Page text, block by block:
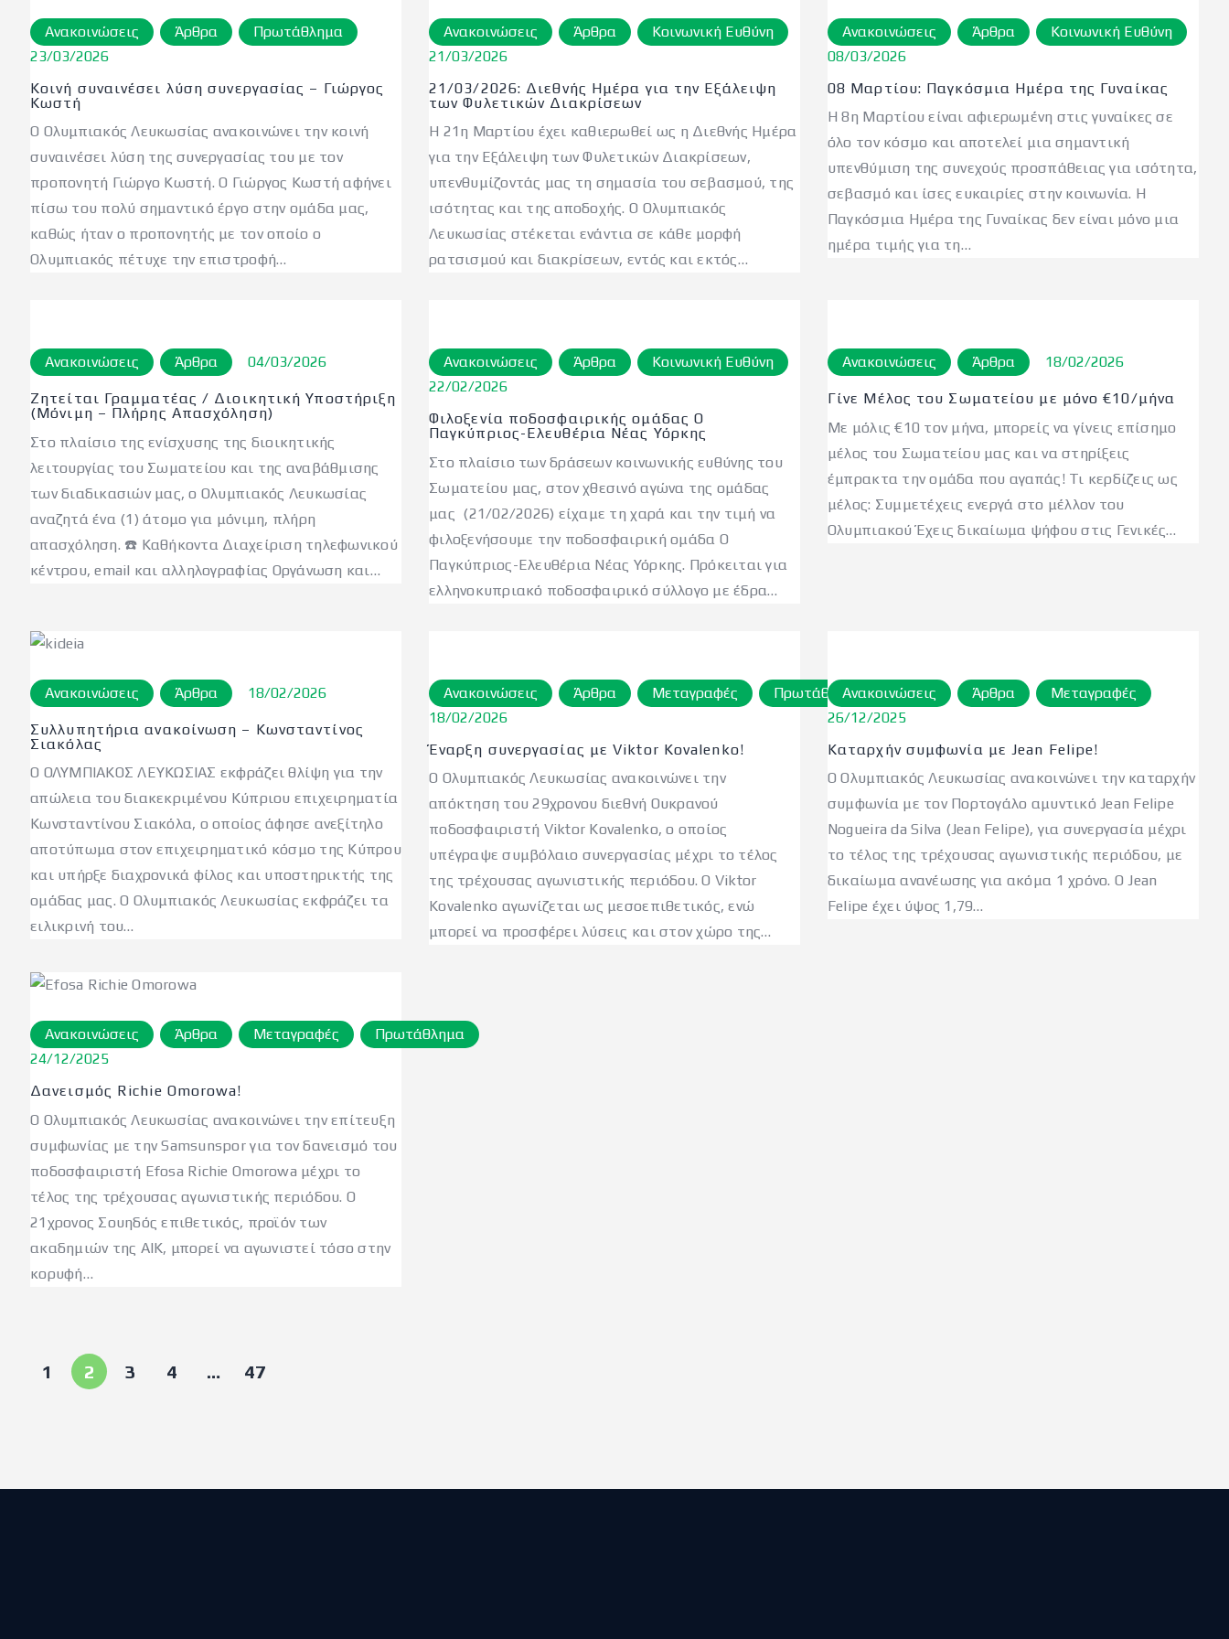
Ανακοινώσεις Άρθρα
Πρωτάθλημα
23/03/2026
Κοινή συναινέσει λύση συνεργασίας – Γιώργος
Κωστή
Ο Ολυμπιακός Λευκωσίας ανακοινώνει την κοινή
συναινέσει λύση της συνεργασίας του με τον
προπονητή Γιώργο Κωστή. Ο Γιώργος Κωστή αφήνει
πίσω του πολύ σημαντικό έργο στην ομάδα μας,
καθώς ήταν ο προπονητής με τον οποίο ο
Ολυμπιακός πέτυχε την επιστροφή…
Ανακοινώσεις Άρθρα
Κοινωνική Ευθύνη
21/03/2026
21/03/2026: Διεθνής Ημέρα για την Εξάλειψη
των Φυλετικών Διακρίσεων
Η 21η Μαρτίου έχει καθιερωθεί ως η Διεθνής Ημέρα
για την Εξάλειψη των Φυλετικών Διακρίσεων,
υπενθυμίζοντάς μας τη σημασία του σεβασμού, της
ισότητας και της αποδοχής. Ο Ολυμπιακός
Λευκωσίας στέκεται ενάντια σε κάθε μορφή
ρατσισμού και διακρίσεων, εντός και εκτός…
Ανακοινώσεις Άρθρα
Κοινωνική Ευθύνη
08/03/2026
08 Μαρτίου: Παγκόσμια Ημέρα της Γυναίκας
Η 8η Μαρτίου είναι αφιερωμένη στις γυναίκες σε
όλο τον κόσμο και αποτελεί μια σημαντική
υπενθύμιση της συνεχούς προσπάθειας για ισότητα,
σεβασμό και ίσες ευκαιρίες στην κοινωνία. Η
Παγκόσμια Ημέρα της Γυναίκας δεν είναι μόνο μια
ημέρα τιμής για τη…
Ανακοινώσεις Άρθρα 04/03/2026
Ζητείται Γραμματέας / Διοικητική Υποστήριξη
(Μόνιμη – Πλήρης Απασχόληση)
Στο πλαίσιο της ενίσχυσης της διοικητικής
λειτουργίας του Σωματείου και της αναβάθμισης
των διαδικασιών μας, ο Ολυμπιακός Λευκωσίας
αναζητά ένα (1) άτομο για μόνιμη, πλήρη
απασχόληση. ☎️ Καθήκοντα Διαχείριση τηλεφωνικού
κέντρου, email και αλληλογραφίας Οργάνωση και…
Ανακοινώσεις Άρθρα
Κοινωνική Ευθύνη
22/02/2026
Φιλοξενία ποδοσφαιρικής ομάδας Ο
Παγκύπριος-Ελευθέρια Νέας Υόρκης
Στο πλαίσιο των δράσεων κοινωνικής ευθύνης του
Σωματείου μας, στον χθεσινό αγώνα της ομάδας
μας (21/02/2026) είχαμε τη χαρά και την τιμή να
φιλοξενήσουμε την ποδοσφαιρική ομάδα Ο
Παγκύπριος-Ελευθέρια Νέας Υόρκης. Πρόκειται για
ελληνοκυπριακό ποδοσφαιρικό σύλλογο με έδρα…
Ανακοινώσεις Άρθρα 18/02/2026
Γίνε Μέλος του Σωματείου με μόνο €10/μήνα
Με μόλις €10 τον μήνα, μπορείς να γίνεις επίσημο
μέλος του Σωματείου μας και να στηρίξεις
έμπρακτα την ομάδα που αγαπάς! Τι κερδίζεις ως
μέλος: Συμμετέχεις ενεργά στο μέλλον του
Ολυμπιακού Έχεις δικαίωμα ψήφου στις Γενικές…
Ανακοινώσεις Άρθρα 18/02/2026
Συλλυπητήρια ανακοίνωση – Κωνσταντίνος
Σιακόλας
Ο ΟΛΥΜΠΙΑΚΟΣ ΛΕΥΚΩΣΙΑΣ εκφράζει θλίψη για την
απώλεια του διακεκριμένου Κύπριου επιχειρηματία
Κωνσταντίνου Σιακόλα, ο οποίος άφησε ανεξίτηλο
αποτύπωμα στον επιχειρηματικό κόσμο της Κύπρου
και υπήρξε διαχρονικά φίλος και υποστηρικτής της
ομάδας μας. Ο Ολυμπιακός Λευκωσίας εκφράζει τα
ειλικρινή του…
Ανακοινώσεις Άρθρα Μεταγραφές
Πρωτάθλημα
18/02/2026
Έναρξη συνεργασίας με Viktor Kovalenko!
Ο Ολυμπιακός Λευκωσίας ανακοινώνει την
απόκτηση του 29χρονου διεθνή Ουκρανού
ποδοσφαιριστή Viktor Kovalenko, ο οποίος
υπέγραψε συμβόλαιο συνεργασίας μέχρι το τέλος
της τρέχουσας αγωνιστικής περιόδου. Ο Viktor
Kovalenko αγωνίζεται ως μεσοεπιθετικός, ενώ
μπορεί να προσφέρει λύσεις και στον χώρο της…
Ανακοινώσεις Άρθρα
Μεταγραφές
26/12/2025
Καταρχήν συμφωνία με Jean Felipe!
Ο Ολυμπιακός Λευκωσίας ανακοινώνει την καταρχήν
συμφωνία με τον Πορτογάλο αμυντικό Jean Felipe
Nogueira da Silva (Jean Felipe), για συνεργασία μέχρι
το τέλος της τρέχουσας αγωνιστικής περιόδου, με
δικαίωμα ανανέωσης για ακόμα 1 χρόνο. Ο Jean
Felipe έχει ύψος 1,79…
Ανακοινώσεις Άρθρα Μεταγραφές
Πρωτάθλημα
24/12/2025
Δανεισμός Richie Omorowa!
Ο Ολυμπιακός Λευκωσίας ανακοινώνει την επίτευξη
συμφωνίας με την Samsunspor για τον δανεισμό του
ποδοσφαιριστή Efosa Richie Omorowa μέχρι το
τέλος της τρέχουσας αγωνιστικής περιόδου. Ο
21χρονος Σουηδός επιθετικός, προϊόν των
ακαδημιών της AIK, μπορεί να αγωνιστεί τόσο στην
κορυφή…
1 2 3 4 … 47